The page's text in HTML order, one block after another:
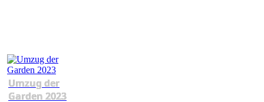
Umzug der
Garden 2023